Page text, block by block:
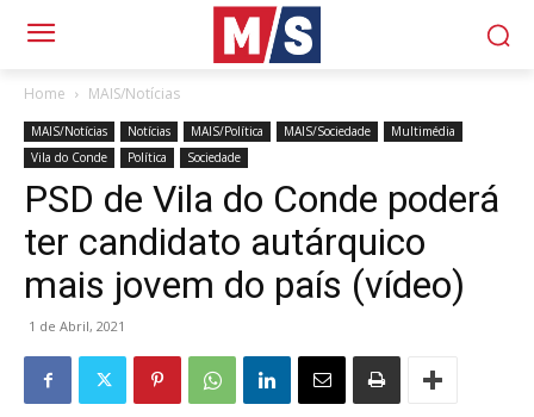
Home MAIS/Notícias
MAIS/Notícias Notícias MAIS/Política MAIS/Sociedade
Multimédia
Vila do Conde
Política Sociedade
PSD de Vila do Conde poderá
ter candidato autárquico
mais jovem do país (vídeo)
1 de Abril, 2021